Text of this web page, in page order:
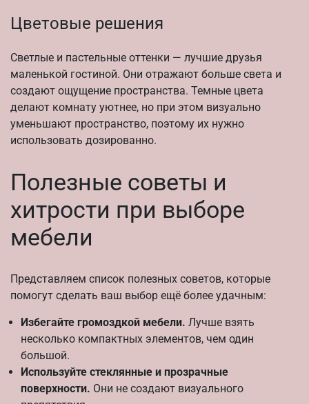
Цветовые решения
Светлые и пастельные оттенки — лучшие друзья
маленькой гостиной. Они отражают больше света и
создают ощущение пространства. Темные цвета
делают комнату уютнее, но при этом визуально
уменьшают пространство, поэтому их нужно
использовать дозированно.
Полезные советы и
хитрости при выборе
мебели
Представляем список полезных советов, которые
помогут сделать ваш выбор ещё более удачным:
Избегайте громоздкой мебели. Лучше взять
несколько компактных элементов, чем один
большой.
Используйте стеклянные и прозрачные
поверхности. Они не создают визуального